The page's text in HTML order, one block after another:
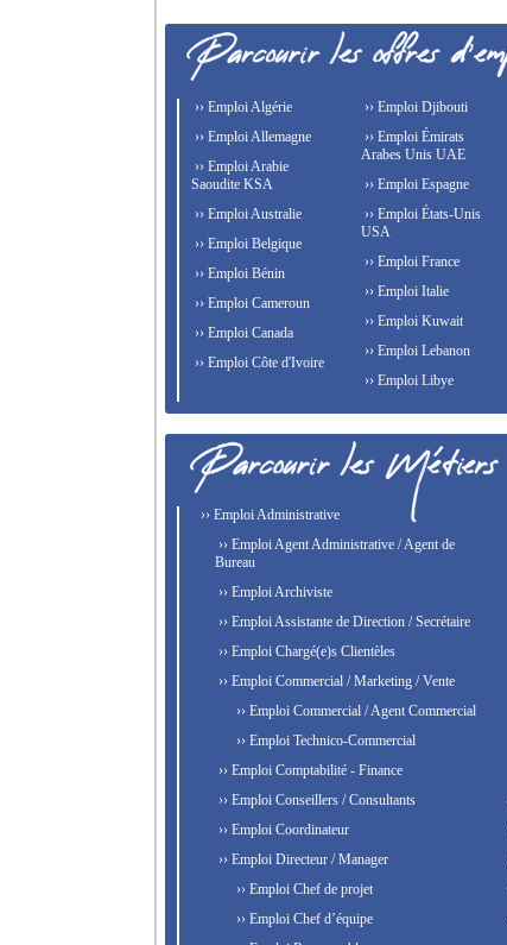
›› Emploi Algérie
›› Emploi Allemagne
›› Emploi Arabie
Saoudite KSA
›› Emploi Australie
›› Emploi Belgique
›› Emploi Bénin
›› Emploi Cameroun
›› Emploi Canada
›› Emploi Côte d'Ivoire
›› Emploi Djibouti
›› Emploi Émirats
Arabes Unis UAE
›› Emploi Espagne
›› Emploi États-Unis
USA
›› Emploi France
›› Emploi Italie
›› Emploi Kuwait
›› Emploi Lebanon
›› Emploi Libye
›› Emploi Administrative
›› Emploi Agent Administrative / Agent de
Bureau
›› Emploi Archiviste
›› Emploi Assistante de Direction / Secrétaire
›› Emploi Chargé(e)s Clientèles
›› Emploi Commercial / Marketing / Vente
›› Emploi Commercial / Agent Commercial
›› Emploi Technico-Commercial
›› Emploi Comptabilité - Finance
›› Emploi Conseillers / Consultants
›› Emploi Coordinateur
›› Emploi Directeur / Manager
›› Emploi Chef de projet
›› Emploi Chef d’équipe